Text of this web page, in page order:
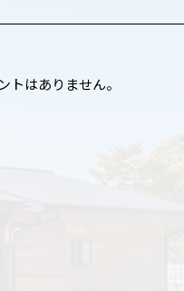
トはありません。